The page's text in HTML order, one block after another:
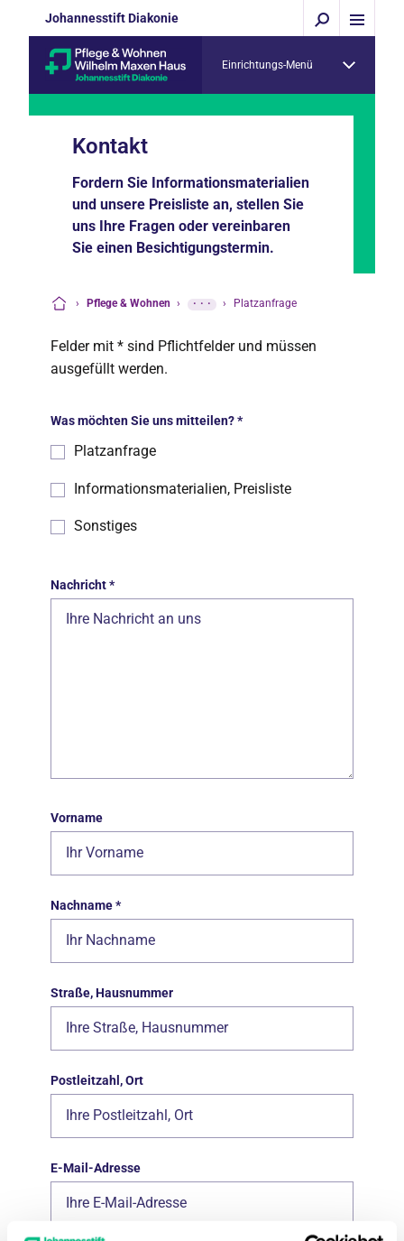
Johannesstift Diakonie
Einrichtungs-Menü
Kontakt
Fordern Sie Informationsmaterialien
und unsere Preisliste an, stellen Sie
uns Ihre Fragen oder vereinbaren
Sie einen Besichtigungstermin.
› Pflege & Wohnen › ··· › Platzanfrage
Felder mit * sind Pflichtfelder und müssen
ausgefüllt werden.
Was möchten Sie uns mitteilen?*
Platzanfrage
Informationsmaterialien, Preisliste
Sonstiges
Nachricht*
Vorname
Nachname*
Straße, Hausnummer
Postleitzahl, Ort
E-Mail-Adresse